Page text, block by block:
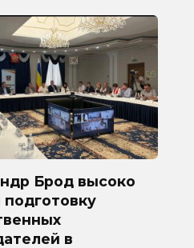
Брод высоко
в